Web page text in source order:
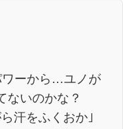
ワーから…ユノが
ないのかな？
汗をふくおか｣